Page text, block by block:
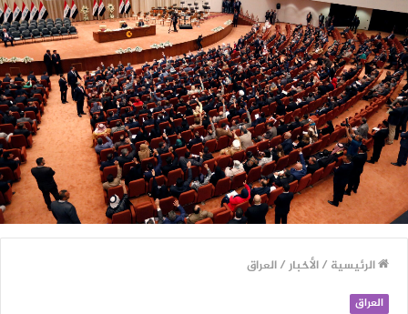
الرئيسية /الأخبار/العراق
العراق